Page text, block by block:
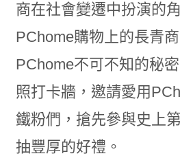
商在社會變遷中扮演的
PChome購物上的長青
PChome不可不知的秘
照打卡牆，邀請愛用
鐵粉們，搶先參與史上
抽豐厚的好禮。